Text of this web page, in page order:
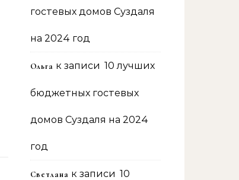
гостевых домов Суздаля
на 2024 год
Ольга к записи 10 лучших
бюджетных гостевых
домов Суздаля на 2024
год
Светлана к записи 10